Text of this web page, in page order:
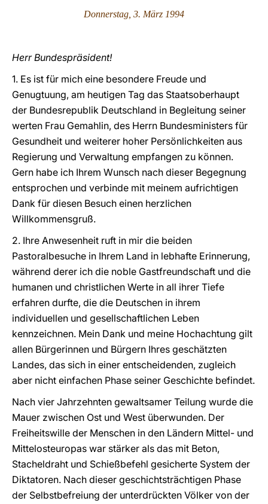
Donnerstag, 3. März 1994
Herr Bundespräsident!
1. Es ist für mich eine besondere Freude und
Genugtuung, am heutigen Tag das Staatsoberhaupt
der Bundesrepublik Deutschland in Begleitung seiner
werten Frau Gemahlin, des Herrn Bundesministers für
Gesundheit und weiterer hoher Persönlichkeiten aus
Regierung und Verwaltung empfangen zu können.
Gern habe ich Ihrem Wunsch nach dieser Begegnung
entsprochen und verbinde mit meinem aufrichtigen
Dank für diesen Besuch einen herzlichen
Willkommensgruß.
2. Ihre Anwesenheit ruft in mir die beiden
Pastoralbesuche in Ihrem Land in lebhafte Erinnerung,
während derer ich die noble Gastfreundschaft und die
humanen und christlichen Werte in all ihrer Tiefe
erfahren durfte, die die Deutschen in ihrem
individuellen und gesellschaftlichen Leben
kennzeichnen. Mein Dank und meine Hochachtung gilt
allen Bürgerinnen und Bürgern Ihres geschätzten
Landes, das sich in einer entscheidenden, zugleich
aber nicht einfachen Phase seiner Geschichte befindet.
Nach vier Jahrzehnten gewaltsamer Teilung wurde die
Mauer zwischen Ost und West überwunden. Der
Freiheitswille der Menschen in den Ländern Mittel- und
Mittelosteuropas war stärker als das mit Beton,
Stacheldraht und Schießbefehl gesicherte System der
Diktatoren. Nach dieser geschichtsträchtigen Phase
der Selbstbefreiung der unterdrückten Völker von der